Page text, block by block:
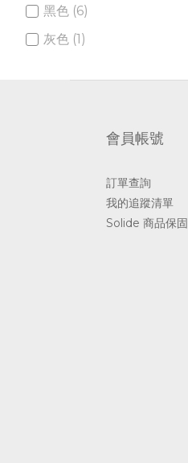
黑色 (6)
灰色 (1)
會員帳號
訂單查詢
我的追蹤清單
Solide 商品保固